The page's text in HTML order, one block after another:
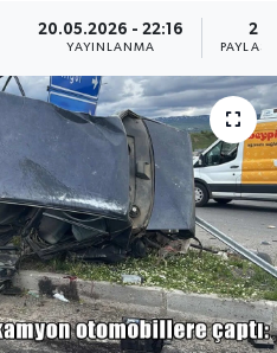
20.05.2026 - 22:16
YAYINLANMA
2